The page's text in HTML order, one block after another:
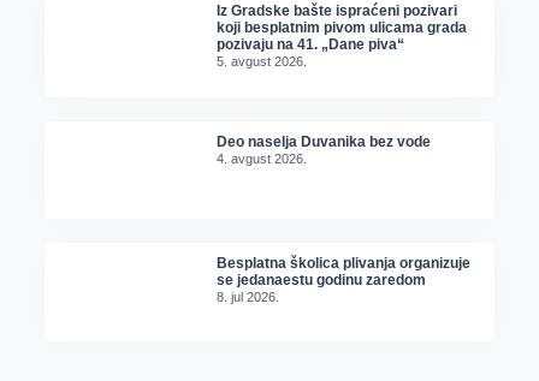
Iz Gradske bašte ispraćeni pozivari
koji besplatnim pivom ulicama grada
pozivaju na 41. „Dane piva“
5. avgust 2026.
Deo naselja Duvanika bez vode
4. avgust 2026.
Besplatna školica plivanja organizuje
se jedanaestu godinu zaredom
8. jul 2026.